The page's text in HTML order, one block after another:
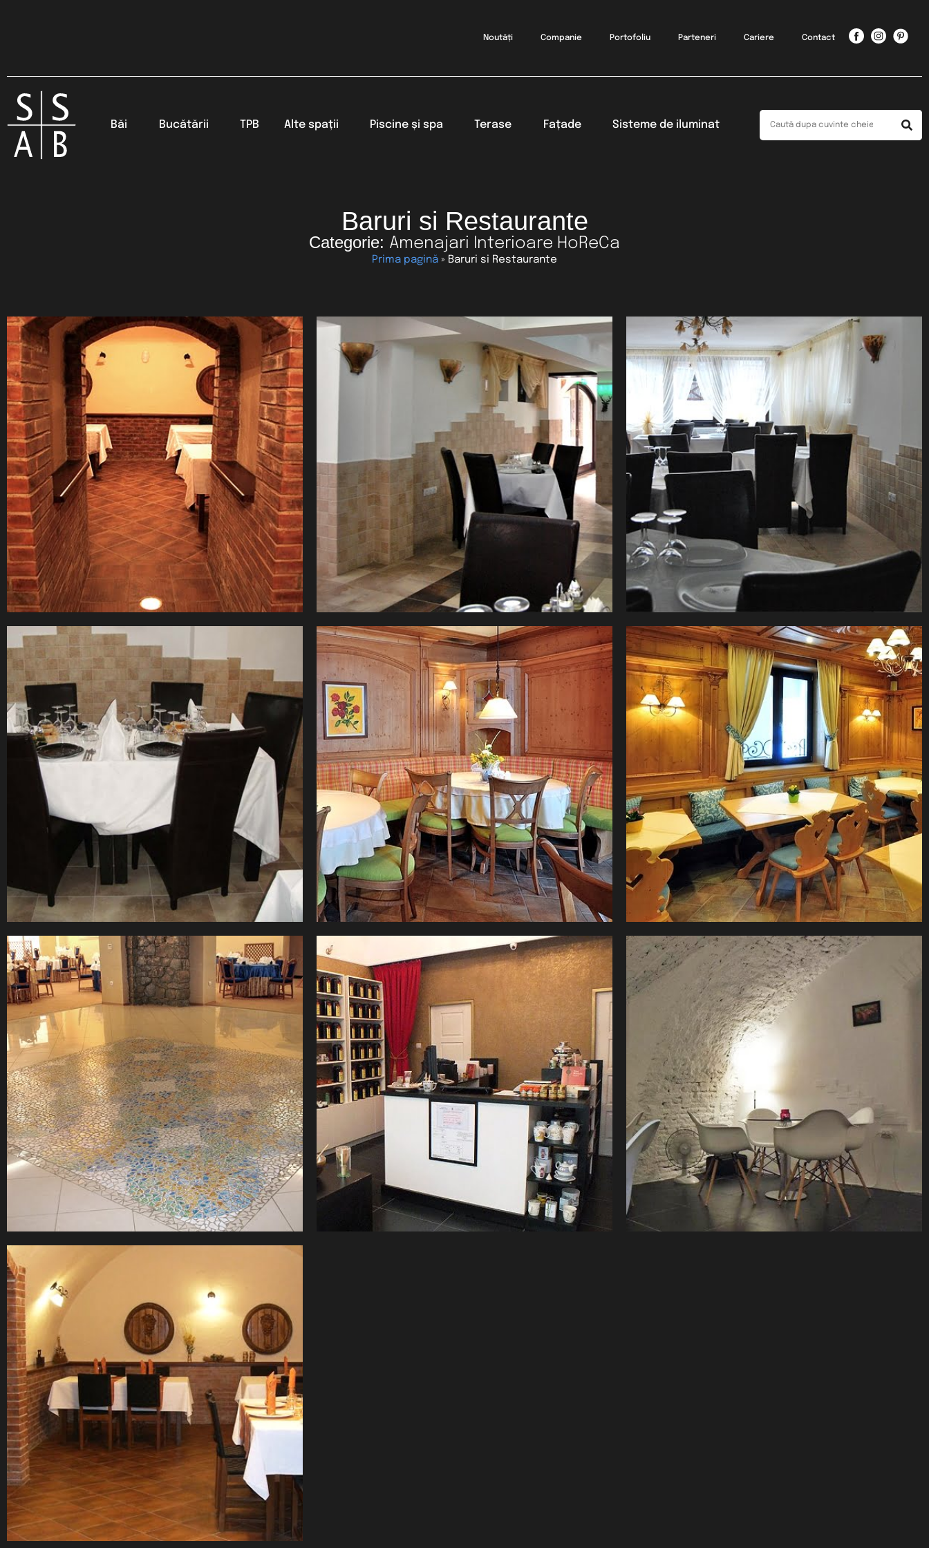
Noutăți Companie Portofoliu Parteneri Cariere Contact
Băi Bucătării TPB Alte spații Piscine și spa Terase Fațade Sisteme de iluminat
Baruri si Restaurante
Categorie: Amenajari Interioare HoReCa
Prima pagină » Baruri si Restaurante